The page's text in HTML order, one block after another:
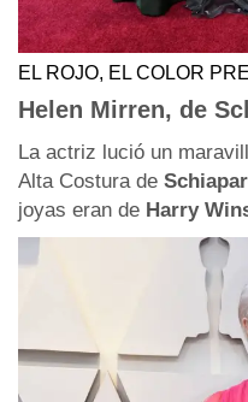
EL ROJO, EL COLOR
Helen Mirren, de
La actriz lució un
Alta Costura de
joyas eran de Harry